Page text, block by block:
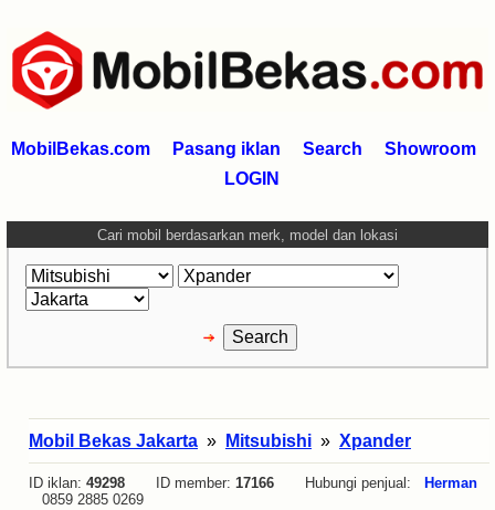
MobilBekas.com Pasang iklan Search
Showroom
LOGIN
Cari mobil berdasarkan merk, model dan lokasi
Mobil Bekas Jakarta » Mitsubishi » Xpander
ID iklan: 49298 ID member: 17166 Hubungi penjual:
Herman
0859 2885 0269